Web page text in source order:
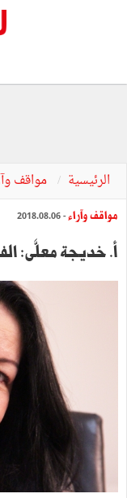
الرئيسية مواقف
مواقف وآراء- 2018.08.06
أ. خديجة معلَّى: